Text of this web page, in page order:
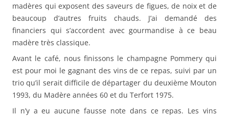
madères qui exposent des saveurs de figues, de noix et de
beaucoup d’autres fruits chauds. J’ai demandé des
financiers qui s’accordent avec gourmandise à ce beau
madère très classique.
Avant le café, nous finissons le champagne Pommery qui
est pour moi le gagnant des vins de ce repas, suivi par un
trio qu’il serait difficile de départager du deuxième Mouton
1993, du Madère années 60 et du Terfort 1975.
Il n’y a eu aucune fausse note dans ce repas. Les vins